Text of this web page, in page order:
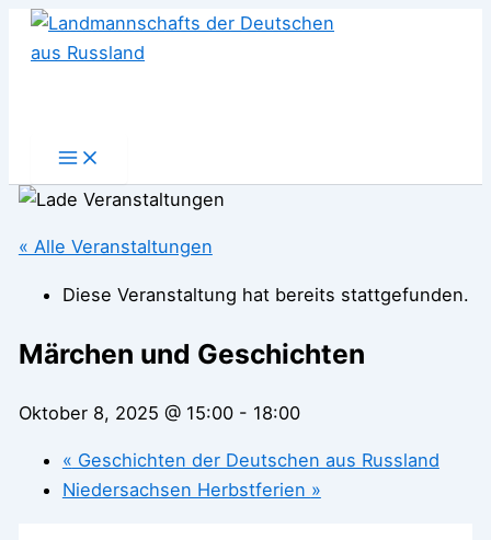
Zum
Inhalt
« Alle Veranstaltungen
Diese Veranstaltung hat bereits stattgefunden.
Märchen und Geschichten
Oktober 8, 2025 @ 15:00- 18:00
« Geschichten der Deutschen aus Russland
Niedersachsen Herbstferien »